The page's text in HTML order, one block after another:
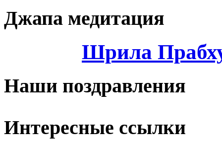
Джапа медитация
Шрила
Наши поздравления
Интересные ссылки